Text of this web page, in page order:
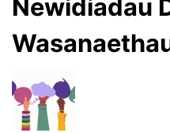
Newidiadau